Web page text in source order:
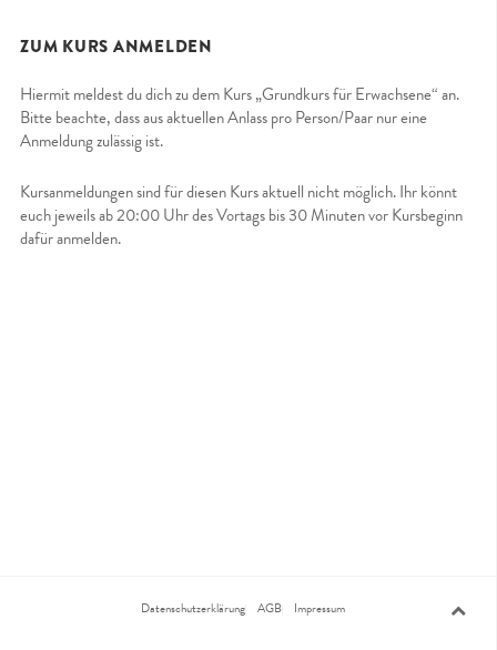
ZUM KURS ANMELDEN
Hiermit meldest du dich zu dem Kurs „Grundkurs für Erwachsene“ an.
Bitte beachte, dass aus aktuellen Anlass pro Person/Paar nur eine
Anmeldung zulässig ist.
Kursanmeldungen sind für diesen Kurs aktuell nicht möglich. Ihr könnt
euch jeweils ab 20:00 Uhr des Vortags bis 30 Minuten vor Kursbeginn
dafür anmelden.
Datenschutzerklärung AGB Impressum